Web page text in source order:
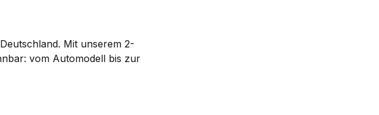
Mit unserem 2-
vom Automodell bis zur